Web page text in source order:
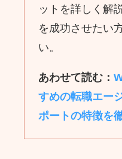
ットを詳しく解
を成功させたい
い。
あわせて読む：
すめの転職エー
ポートの特徴を